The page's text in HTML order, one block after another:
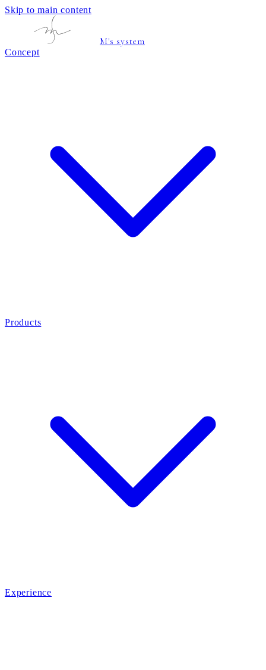
Skip to main content
M's system
Concept
Products
Experience